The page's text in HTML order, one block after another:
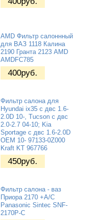
AMD Фильтр салоннный
для ВАЗ 1118 Калина
2190 Гранта 2123 AMD
AMDFC785
400руб.
Фильтр салона для
Hyundai ix35 с двс 1.6-
2.0D 10-, Tucson с двс
2.0-2.7 04-10; Kia
Sportage с двс 1.6-2.0D
OEM 10- 97133-0Z000
Kraft KT 967766
450руб.
Фильтр салона - ваз
Приора 2170 +A/C
Panasonic Sintec SNF-
2170P-C